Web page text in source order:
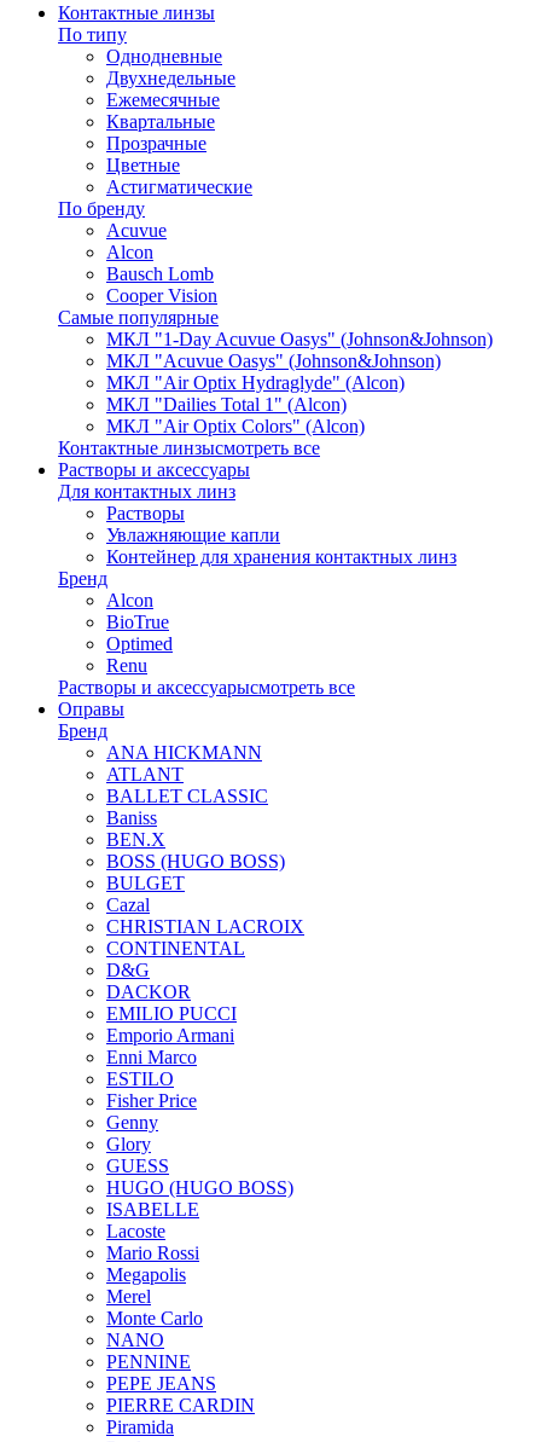
Контактные линзы
По типу
Однодневные
Двухнедельные
Ежемесячные
Квартальные
Прозрачные
Цветные
Астигматические
По бренду
Acuvue
Alcon
Bausch Lomb
Cooper Vision
Самые популярные
МКЛ "1-Day Acuvue Oasys" (Johnson&Johnson)
МКЛ "Acuvue Oasys" (Johnson&Johnson)
МКЛ "Air Optix Hydraglyde" (Alcon)
МКЛ "Dailies Total 1" (Alcon)
МКЛ "Air Optix Colors" (Alcon)
Контактные линзысмотреть все
Растворы и аксессуары
Для контактных линз
Растворы
Увлажняющие капли
Контейнер для хранения контактных линз
Бренд
Alcon
BioTrue
Optimed
Renu
Растворы и аксессуарысмотреть все
Оправы
Бренд
ANA HICKMANN
ATLANT
BALLET CLASSIC
Baniss
BEN.X
BOSS (HUGO BOSS)
BULGET
Cazal
CHRISTIAN LACROIX
CONTINENTAL
D&G
DACKOR
EMILIO PUCCI
Emporio Armani
Enni Marco
ESTILO
Fisher Price
Genny
Glory
GUESS
HUGO (HUGO BOSS)
ISABELLE
Lacoste
Mario Rossi
Megapolis
Merel
Monte Carlo
NANO
PENNINE
PEPE JEANS
PIERRE CARDIN
Piramida